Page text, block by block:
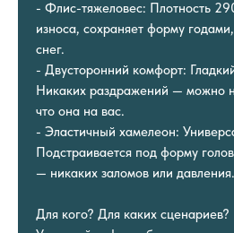
- Флис-тяжеловес: Плотность
износа, сохраняет форму
снег.
- Двусторонний комфорт:
Никаких раздражений — можно
что она на вас.
- Эластичный хамелеон:
Подстраивается под форму
— никаких заломов или давления.
Для кого? Для каких сценариев?